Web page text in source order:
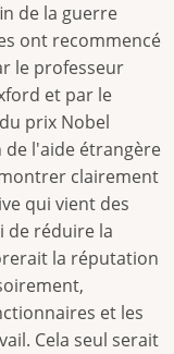
de la guerre
ont recommencé
le professeur
et par le
prix Nobel
de l'aide étrangère
clairement
qui vient des
de réduire la
la réputation
et les
Cela seul serait